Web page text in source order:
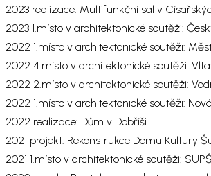
2023 realizace: Multifunkční sál v
2023 1.místo v architektonické soutěži:
2022 1.místo v architektonické soutěži:
2022 4.místo v architektonické soutěži:
2022 2.místo v architektonické soutěži:
2022 1.místo v architektonické soutěži:
2022 realizace: Dům v Dobříši
2021 projekt: Rekonstrukce Domu Kultury
2021 1.místo v architektonické soutěži: